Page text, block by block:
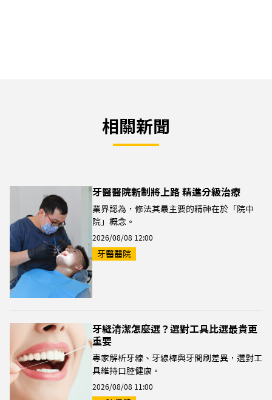
相關新聞
牙醫醫院新制將上路 精進分級治療
業界認為，修法其最主要的精神在於「院中
院」概念。
2026/08/08 12:00
牙醫醫院
牙縫清潔怎麼選？選對工具比選最貴更
重要
專家解析牙線、牙線棒與牙間刷差異，選對工
具維持口腔健康。
2026/08/08 11:00